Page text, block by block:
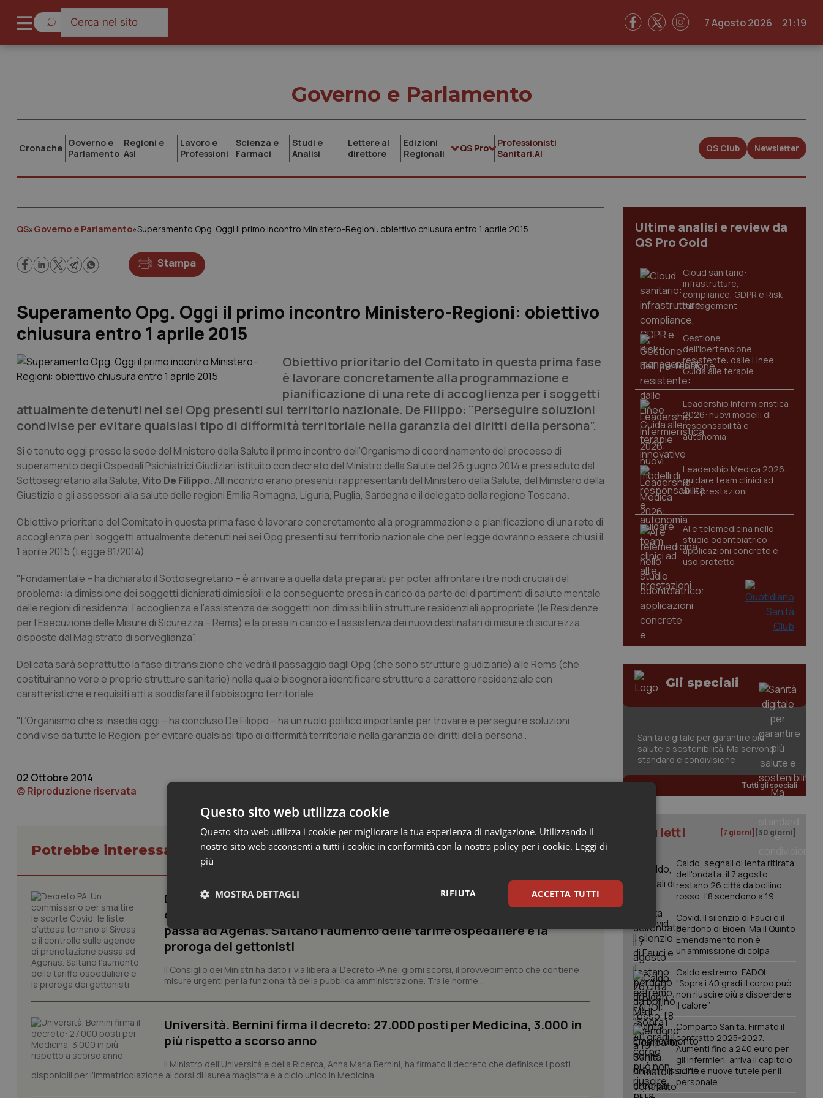
7 Agosto 2026 21:19
Governo e Parlamento
Cronache Governo e
Parlamento
Regioni e
Asl
Lavoro e
Professioni
Scienza e
Farmaci
Studi e
Analisi
Lettere al
direttore
Edizioni
Regionali
QS Pro
Professionisti
Sanitari.AI
QS Club Newsletter
QS»Governo e Parlamento»Superamento Opg. Oggi il primo incontro Ministero-Regioni: obiettivo chiusura entro 1 aprile 2015
Stampa
Superamento Opg. Oggi il primo incontro Ministero-Regioni: obiettivo
chiusura entro 1 aprile 2015
Obiettivo prioritario del Comitato in questa prima fase
è lavorare concretamente alla programmazione e
pianificazione di una rete di accoglienza per i soggetti
attualmente detenuti nei sei Opg presenti sul territorio nazionale. De Filippo: "Perseguire soluzioni
condivise per evitare qualsiasi tipo di difformità territoriale nella garanzia dei diritti della persona”.
Si è tenuto oggi presso la sede del Ministero della Salute il primo incontro dell’Organismo di coordinamento del processo di
superamento degli Ospedali Psichiatrici Giudiziari istituito con decreto del Ministro della Salute del 26 giugno 2014 e presieduto dal
Sottosegretario alla Salute, Vito De Filippo. All’incontro erano presenti i rappresentanti del Ministero della Salute, del Ministero della
Giustizia e gli assessori alla salute delle regioni Emilia Romagna, Liguria, Puglia, Sardegna e il delegato della regione Toscana.
Obiettivo prioritario del Comitato in questa prima fase è lavorare concretamente alla programmazione e pianificazione di una rete di
accoglienza per i soggetti attualmente detenuti nei sei Opg presenti sul territorio nazionale che per legge dovranno essere chiusi il
1 aprile 2015 (Legge 81/2014).
"Fondamentale – ha dichiarato il Sottosegretario – è arrivare a quella data preparati per poter affrontare i tre nodi cruciali del
problema: la dimissione dei soggetti dichiarati dimissibili e la conseguente presa in carico da parte dei dipartimenti di salute mentale
delle regioni di residenza; l’accoglienza e l’assistenza dei soggetti non dimissibili in strutture residenziali appropriate (le Residenze
per l’Esecuzione delle Misure di Sicurezza – Rems) e la presa in carico e l’assistenza dei nuovi destinatari di misure di sicurezza
disposte dal Magistrato di sorveglianza”.
Delicata sarà soprattutto la fase di transizione che vedrà il passaggio dagli Opg (che sono strutture giudiziarie) alle Rems (che
costituiranno vere e proprie strutture sanitarie) nella quale bisognerà identificare strutture a carattere residenziale con
caratteristiche e requisiti atti a soddisfare il fabbisogno territoriale.
"L’Organismo che si insedia oggi – ha concluso De Filippo – ha un ruolo politico importante per trovare e perseguire soluzioni
condivise da tutte le Regioni per evitare qualsiasi tipo di difformità territoriale nella garanzia dei diritti della persona”.
02 Ottobre 2014
© Riproduzione riservata
Potrebbe interessarti in Governo e Parlamento
Decreto PA. Un commissario per smaltire le scorte Covid, le liste
d’attesa tornano al Siveas e il controllo sulle agende di prenotazione
passa ad Agenas. Saltano l’aumento delle tariffe ospedaliere e la
proroga dei gettonisti
Il Consiglio dei Ministri ha dato il via libera al Decreto PA nei giorni scorsi, il provvedimento che contiene
misure urgenti per la funzionalità della pubblica amministrazione. Tra le norme...
Università. Bernini firma il decreto: 27.000 posti per Medicina, 3.000 in
più rispetto a scorso anno
Il Ministro dell'Università e della Ricerca, Anna Maria Bernini, ha firmato il decreto che definisce i posti
disponibili per l'immatricolazione ai corsi di laurea magistrale a ciclo unico in Medicina...
Ultime analisi e review da
QS Pro Gold
Cloud sanitario:
infrastrutture,
compliance, GDPR e Risk
management
Gestione
dell'Ipertensione
resistente: dalle Linee
Guida alle terapie
innovative
Leadership Infermieristica
2026: nuovi modelli di
responsabilità e
autonomia
Leadership Medica 2026:
guidare team clinici ad
alte prestazioni
AI e telemedicina nello
studio odontoiatrico:
applicazioni concrete e
uso protetto
Gli speciali
Sanità digitale per garantire più
salute e sostenibilità. Ma servono
standard e condivisione
Tutti gli speciali
I più letti [7 giorni] [30 giorni]
Caldo, segnali di lenta ritirata
dell'ondata: il 7 agosto
restano 26 città da bollino
rosso, l'8 scendono a 19
Covid. Il silenzio di Fauci e il
perdono di Biden. Ma il Quinto
Emendamento non è
un’ammissione di colpa
Caldo estremo, FADOI:
“Sopra i 40 gradi il corpo può
non riuscire più a disperdere
il calore”
Comparto Sanità. Firmato il
contratto 2025-2027.
Aumenti fino a 240 euro per
gli infermieri, arriva il capitolo
sull'IA e nuove tutele per il
personale
Questo sito web utilizza cookie
Questo sito web utilizza i cookie per migliorare la tua esperienza di navigazione. Utilizzando il
nostro sito web acconsenti a tutti i cookie in conformità con la nostra policy per i cookie. Leggi di
più
ACCETTA TUTTI
RIFIUTA
MOSTRA DETTAGLI
Necessari Statistici Marketing
I cookie necessari contribuiscono a rendere fruibile il sito web abilitandone funzionalità di base quali la navigazione sulle pagine
Nome
Fornitore/Dominio Scadenza
Descrizione
.youtube.com
settimane
scelte di consenso e privacy dell'utente per la loro